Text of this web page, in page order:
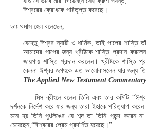
ঈশ্বরের ক্রোধকে পরিতৃপ্ত করেছে।
ডাঃ থমাস হেল বলেছেন,
যেহেতু ঈশ্বর ন্যায়ী ও ধার্মিক, তাই পাপের
আমাদের পাপের জন্য খ্রীষ্টকে শাস্তি প্রদান
জায়গায় শাস্তি প্রদান করলেন। খ্রীষ্টকে শাস্তি
কেননা ঈশ্বর জগৎকে এত ভালোবাসলেন যার জন্য
The Applied New Testament
মিস ব্রীংলে বলেন তিনি এবং তার কমিটি
দর্শনকে নির্দেশ করে যার জন্য তারা ইহাকে পরিত্যাগ
মনে হয় তিনি পুংলিঙের যে শব্দ তা তিনি পছন্দ করেন
চেয়েছেন,“ঈশ্বরের প্রেম প্রদর্শিত হয়েছে।”